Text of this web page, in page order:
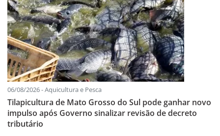
06/08/2026 - Aquicultura e Pesca
Tilapicultura de Mato Grosso do Sul pode ganhar novo
impulso após Governo sinalizar revisão de decreto
tributário